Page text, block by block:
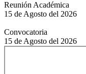
Reunión Académica
15 de Agosto del 2026
Convocatoria
15 de Agosto del 2026